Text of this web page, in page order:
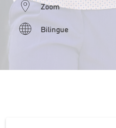
Zoom
Bilingue